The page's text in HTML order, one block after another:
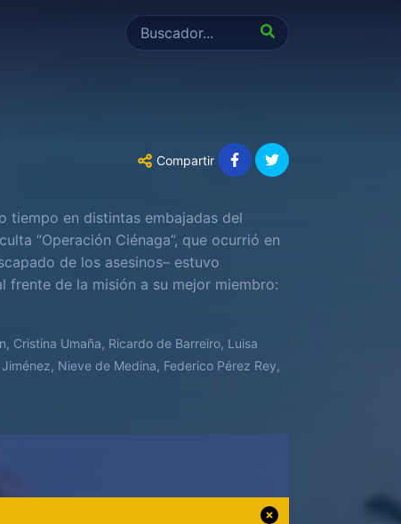
Compartir
tiempo en distintas embajadas del
“Operación Ciénaga”, que ocurrió en
de los asesinos– estuvo
frente de la misión a su mejor miembro:
Cristina Umaña, Ricardo de Barreiro, Luisa
Nieve de Medina, Federico Pérez Rey,